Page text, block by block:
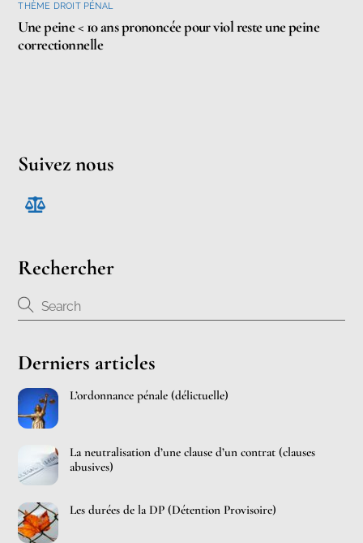
THÈME DROIT PÉNAL
Une peine < 10 ans prononcée pour viol reste une peine
correctionnelle
Suivez nous
Rechercher
Derniers articles
L’ordonnance pénale (délictuelle)
La neutralisation d’une clause d’un contrat (clauses
abusives)
Les durées de la DP (Détention Provisoire)